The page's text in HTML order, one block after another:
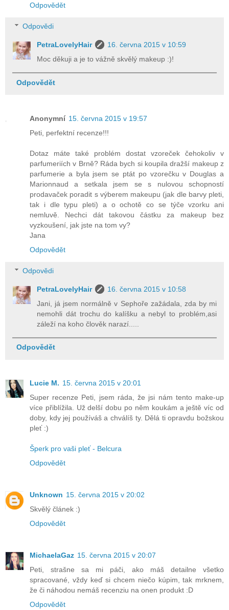
Odpovědět
Odpovědi
PetraLovelyHair
16. června 2015 v 10:59
Moc děkuji a je to vážně skvělý makeup :)!
Odpovědět
Anonymní 15. června 2015 v 19:57
Peti, perfektní recenze!!!
Dotaz máte také problém dostat vzoreček čehokoliv v
parfumeriích v Brně? Ráda bych si koupila dražší makeup z
parfumerie a byla jsem se ptát po vzorečku v Douglas a
Marionnaud a setkala jsem se s nulovou schopností
prodavaček poradit s výberem makeupu (jak dle barvy pleti,
tak i dle typu pleti) a o ochotě co se týče vzorku ani
nemluvě. Nechci dát takovou částku za makeup bez
vyzkoušení, jak jste na tom vy?
Jana
Odpovědět
Odpovědi
PetraLovelyHair
16. června 2015 v 10:58
Jani, já jsem normálně v Sephoře zažádala, zda by mi
nemohli dát trochu do kalíšku a nebyl to problém,asi
záleží na koho člověk narazí.....
Odpovědět
Lucie M. 15. června 2015 v 20:01
Super recenze Peti, jsem ráda, že jsi nám tento make-up
více přiblížila. Už delší dobu po něm koukám a ještě víc od
doby, kdy jej používáš a chválíš ty. Dělá ti opravdu božskou
pleť :)
Šperk pro vaši pleť - Belcura
Odpovědět
Unknown 15. června 2015 v 20:02
Skvělý článek :)
Odpovědět
MichaelaGaz 15. června 2015 v 20:07
Peti, strašne sa mi páči, ako máš detailne všetko
spracované, vždy keď si chcem niečo kúpim, tak mrknem,
že či náhodou nemáš recenziu na onen produkt :D
Odpovědět